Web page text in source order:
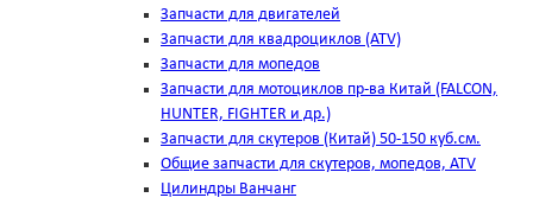
Запчасти для двигателей
Запчасти для квадроциклов (ATV)
Запчасти для мопедов
Запчасти для мотоциклов пр-ва Китай (FALCON,
HUNTER, FIGHTER и др.)
Запчасти для скутеров (Китай) 50-150 куб.см.
Общие запчасти для скутеров, мопедов, ATV
Цилиндры Ванчанг